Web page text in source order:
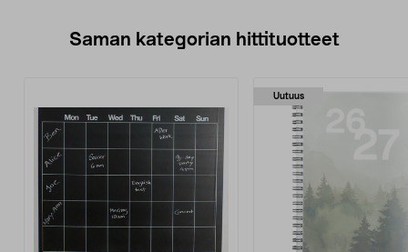
Saman kategorian hittituotteet
Uutuus